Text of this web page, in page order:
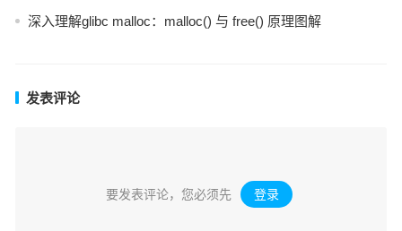
深入理解glibc malloc：malloc() 与 free() 原理图解
发表评论
要发表评论，您必须先 登录 。